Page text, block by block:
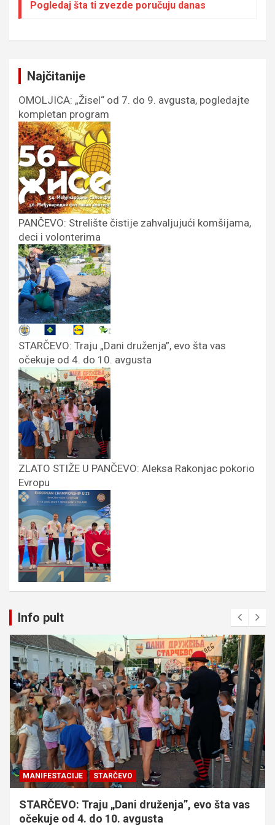
Pogledaj šta ti zvezde poručuju danas
Najčitanije
OMOLJICA: „Žisel“ od 7. do 9. avgusta, pogledajte
kompletan program
PANČEVO: Strelište čistije zahvaljujući komšijama,
deci i volonterima
STARČEVO: Traju „Dani druženja”, evo šta vas
očekuje od 4. do 10. avgusta
ZLATO STIŽE U PANČEVO: Aleksa Rakonjac pokorio
Evropu
Info pult
MANIFESTACIJE STARČEVO
STARČEVO: Traju „Dani druženja”, evo šta vas
očekuje od 4. do 10. avgusta